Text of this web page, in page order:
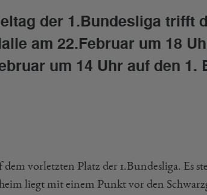
der 1.Bundesliga trifft
am 22.Februar um 18
um 14 Uhr auf den 1.
dem vorletzten Platz der 1.Bundesliga. Es
liegt mit einem Punkt vor den